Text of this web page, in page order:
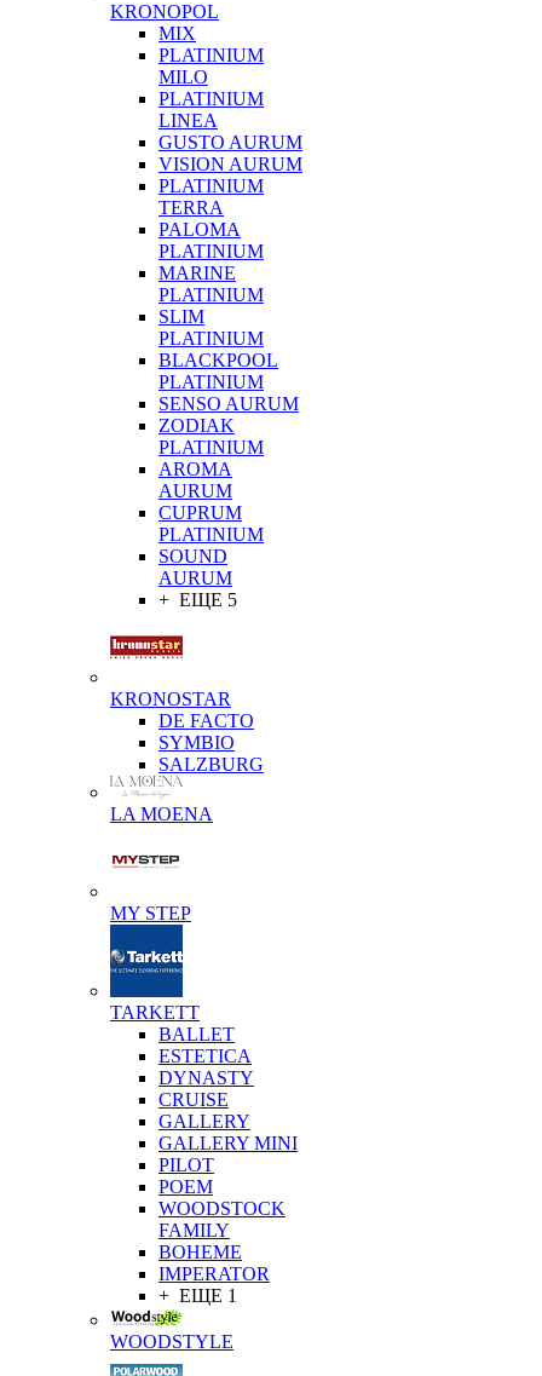
KRONOPOL
MIX
PLATINIUM
MILO
PLATINIUM
LINEA
GUSTO AURUM
VISION AURUM
PLATINIUM
TERRA
PALOMA
PLATINIUM
MARINE
PLATINIUM
SLIM
PLATINIUM
BLACKPOOL
PLATINIUM
SENSO AURUM
ZODIAK
PLATINIUM
AROMA
AURUM
CUPRUM
PLATINIUM
SOUND
AURUM
+ ЕЩЕ 5
KRONOSTAR
DE FACTO
SYMBIO
SALZBURG
LA MOENA
MY STEP
TARKETT
BALLET
ESTETICA
DYNASTY
CRUISE
GALLERY
GALLERY MINI
PILOT
POEM
WOODSTOCK
FAMILY
BOHEME
IMPERATOR
+ ЕЩЕ 1
WOODSTYLE